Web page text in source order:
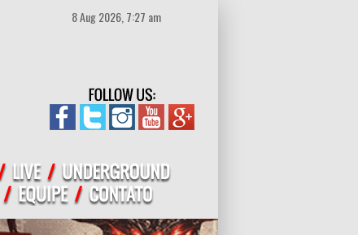
8 Aug 2026, 7:27 am